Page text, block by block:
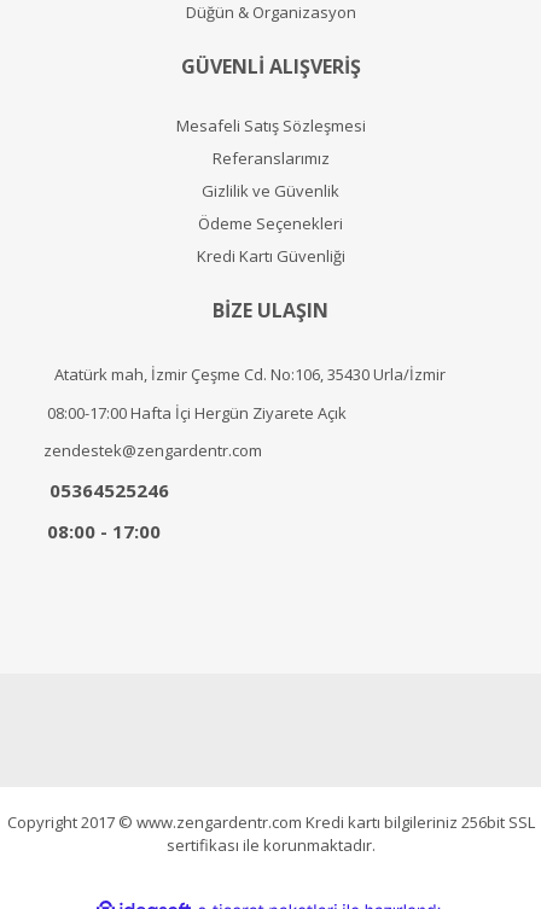
Düğün & Organizasyon
GÜVENLİ ALIŞVERİŞ
Mesafeli Satış Sözleşmesi
Referanslarımız
Gizlilik ve Güvenlik
Ödeme Seçenekleri
Kredi Kartı Güvenliği
BİZE ULAŞIN
Atatürk mah, İzmir Çeşme Cd. No:106, 35430 Urla/İzmir
08:00-17:00 Hafta İçi Hergün Ziyarete Açık
zendestek@zengardentr.com
05364525246
08:00 - 17:00
Copyright 2017 © www.zengardentr.com Kredi kartı bilgileriniz 256bit SSL
sertifikası ile korunmaktadır.